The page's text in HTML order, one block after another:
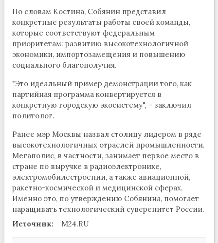
По словам Костина, Собянин представил
конкретные результаты работы своей команды,
которые соответствуют федеральным
приоритетам: развитию высокотехнологичной
экономики, импортозамещения и повышению
социального благополучия.
"Это идеальный пример демонстрации того, как
партийная программа конвертируется в
конкретную городскую экосистему", – заключил
политолог.
Ранее мэр Москвы назвал столицу лидером в ряде
высокотехнологичных отраслей промышленности.
Мегаполис, в частности, занимает первое место в
стране по выручке в радиоэлектронике,
электромобилестроении, а также авиационной,
ракетно-космической и медицинской сферах.
Именно это, по утверждению Собянина, помогает
наращивать технологический суверенитет России.
Источник:
M24.RU